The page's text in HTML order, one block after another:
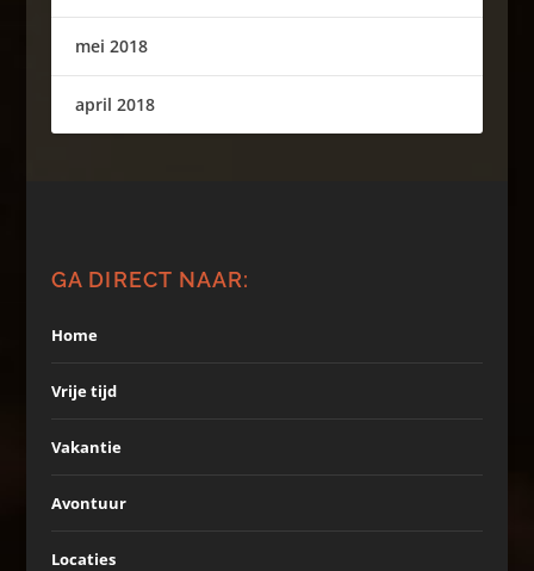
mei 2018
april 2018
GA DIRECT NAAR:
Home
Vrije tijd
Vakantie
Avontuur
Locaties